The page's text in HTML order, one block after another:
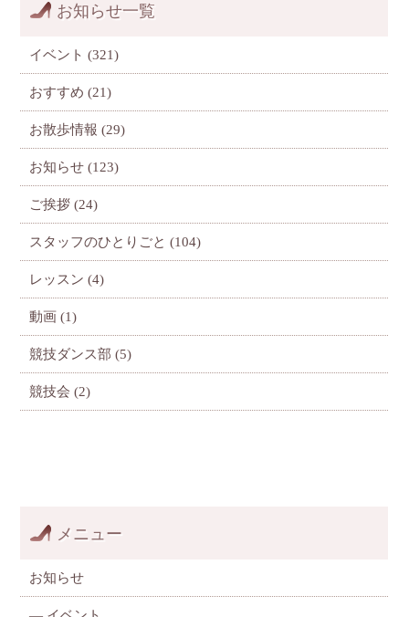
お知らせ一覧
イベント (321)
おすすめ (21)
お散歩情報 (29)
お知らせ (123)
ご挨拶 (24)
スタッフのひとりごと (104)
レッスン (4)
動画 (1)
競技ダンス部 (5)
競技会 (2)
メニュー
お知らせ